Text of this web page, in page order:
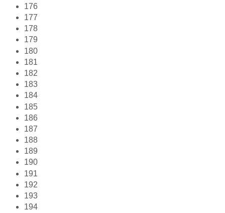
176
177
178
179
180
181
182
183
184
185
186
187
188
189
190
191
192
193
194